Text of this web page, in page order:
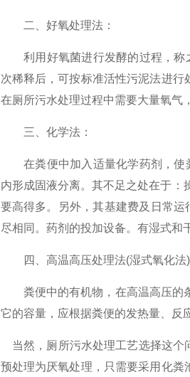
二、 好氧处理法：
利用好氧菌进行发酵的过程，称
次稀释后，可按标准活性污泥法进
在厕所污水处理过程中需要大量氧气
三、化学法：
在粪便中加入适量化学药剂，使
内形成固液分离。其不足之处在于：
要高得多。另外，其基建费及日常
尽相同。药剂的投加设备。有湿式和
四、高温高压处理法(湿式氧化法)
粪便中的有机物，在高温高压的
它的容量，应根据粪便的发热量、反
当然，厕所污水处理工艺选择这个
预处理为厌氧处理，只需要采用化